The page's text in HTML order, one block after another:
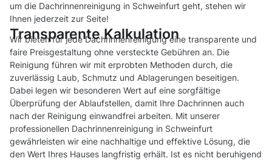
um die Dachrinnenreinigung in Schweinfurt geht, stehen wir
Ihnen jederzeit zur Seite!
Transparente Kalkulation
Wir bieten für jede Dachrinnenreinigung eine transparente und
faire Preisgestaltung ohne versteckte Gebühren an. Die
Reinigung führen wir mit erprobten Methoden durch, die
zuverlässig Laub, Schmutz und Ablagerungen beseitigen.
Dabei legen wir besonderen Wert auf eine sorgfältige
Überprüfung der Ablaufstellen, damit Ihre Dachrinnen auch
nach der Reinigung einwandfrei arbeiten. Mit unserer
professionellen Dachrinnenreinigung in Schweinfurt
gewährleisten wir eine nachhaltige und effektive Lösung, die
den Wert Ihres Hauses langfristig erhält. Ist es nicht beruhigend